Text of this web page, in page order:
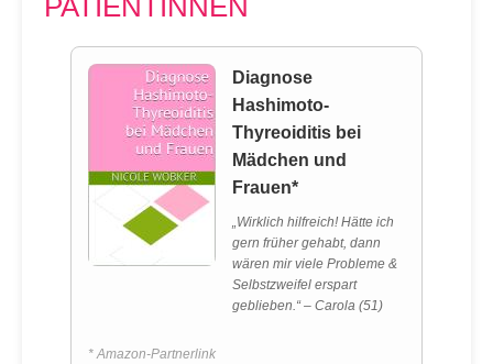
PATIENTINNEN
Diagnose
Hashimoto-
Thyreoiditis bei
Mädchen und
Frauen*
„Wirklich hilfreich! Hätte ich
gern früher gehabt, dann
wären mir viele Probleme &
Selbstzweifel erspart
geblieben.“ – Carola (51)
* Amazon-Partnerlink